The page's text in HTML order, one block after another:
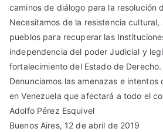
caminos de diálogo para la resolución
Necesitamos de la resistencia
pueblos para recuperar las
independencia del poder Judicial y
fortalecimiento del Estado de Derecho.
Denunciamos las amenazas e
en Venezuela que afectará a todo el
Adolfo Pérez Esquivel
Buenos Aires, 12 de abril de 2019